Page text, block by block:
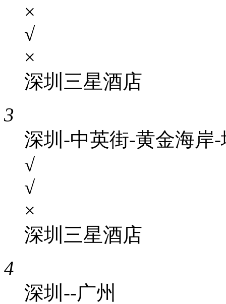
×
√
×
深圳三星酒店
3
深圳-中英街-黄金海岸
√
√
×
深圳三星酒店
4
深圳--广州